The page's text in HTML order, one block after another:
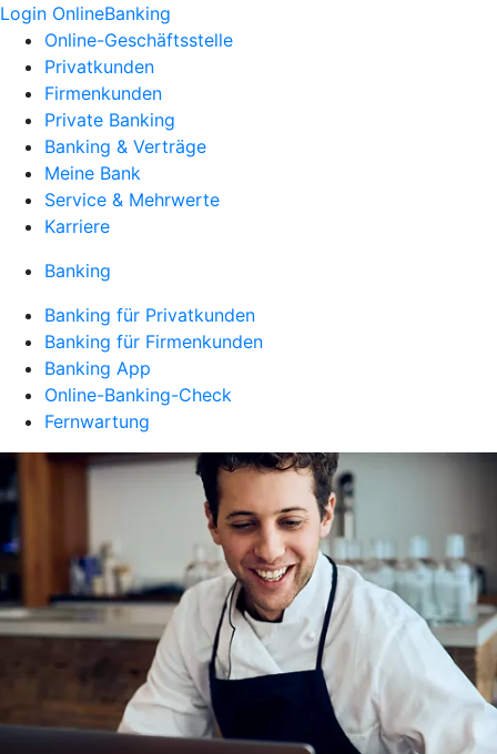
Login OnlineBanking
Online-Geschäftsstelle
Privatkunden
Firmenkunden
Private Banking
Banking & Verträge
Meine Bank
Service & Mehrwerte
Karriere
Banking
Banking für Privatkunden
Banking für Firmenkunden
Banking App
Online-Banking-Check
Fernwartung